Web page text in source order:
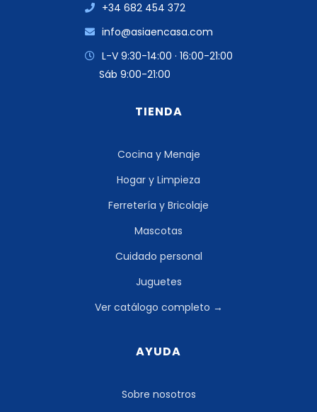
+34 682 454 372
info@asiaencasa.com
L-V 9:30-14:00 · 16:00-21:00
Sáb 9:00-21:00
TIENDA
Cocina y Menaje
Hogar y Limpieza
Ferretería y Bricolaje
Mascotas
Cuidado personal
Juguetes
Ver catálogo completo →
AYUDA
Sobre nosotros